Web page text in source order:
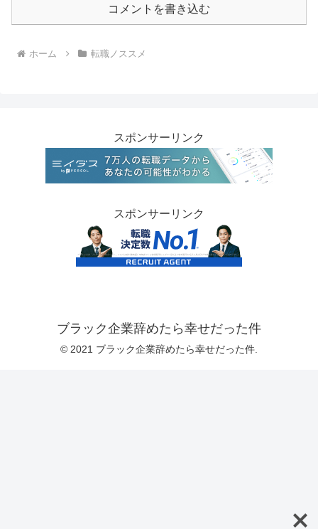
コメントを書き込む
ホーム 転職ノススメ
スポンサーリンク
スポンサーリンク
ブラック企業辞めたら幸せだった件
© 2021 ブラック企業辞めたら幸せだった件.